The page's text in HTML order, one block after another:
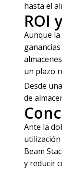
hasta el
ROI
Aunque
un plazo
Desde
de
Ante la
Beam
y reducir